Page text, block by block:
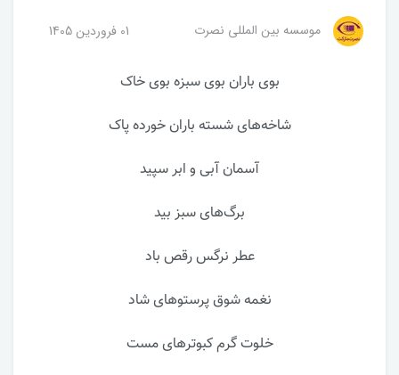
موسسه بین المللی نصرت 01 فروردین 1405
بوی باران بوی سبزه بوی خاک
شاخه‌های شسته باران خورده پاک
آسمان آبی و ابر سپید
برگ‌های سبز بید
عطر نرگس رقص باد
نغمه شوق پرستوهای شاد
خلوت گرم کبوترهای مست